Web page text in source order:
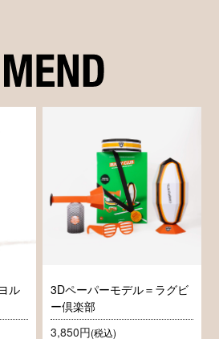
ル
3Dペーパーモデル＝ラグビ
ー倶楽部
3,850円(税込)